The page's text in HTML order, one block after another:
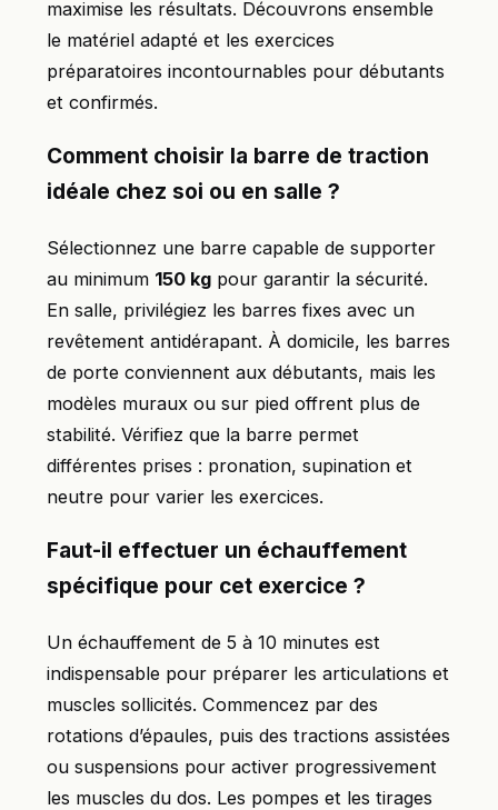
maximise les résultats. Découvrons ensemble
le matériel adapté et les exercices
préparatoires incontournables pour débutants
et confirmés.
Comment choisir la barre de traction
idéale chez soi ou en salle ?
Sélectionnez une barre capable de supporter
au minimum 150 kg pour garantir la sécurité.
En salle, privilégiez les barres fixes avec un
revêtement antidérapant. À domicile, les barres
de porte conviennent aux débutants, mais les
modèles muraux ou sur pied offrent plus de
stabilité. Vérifiez que la barre permet
différentes prises : pronation, supination et
neutre pour varier les exercices.
Faut-il effectuer un échauffement
spécifique pour cet exercice ?
Un échauffement de 5 à 10 minutes est
indispensable pour préparer les articulations et
muscles sollicités. Commencez par des
rotations d’épaules, puis des tractions assistées
ou suspensions pour activer progressivement
les muscles du dos. Les pompes et les tirages